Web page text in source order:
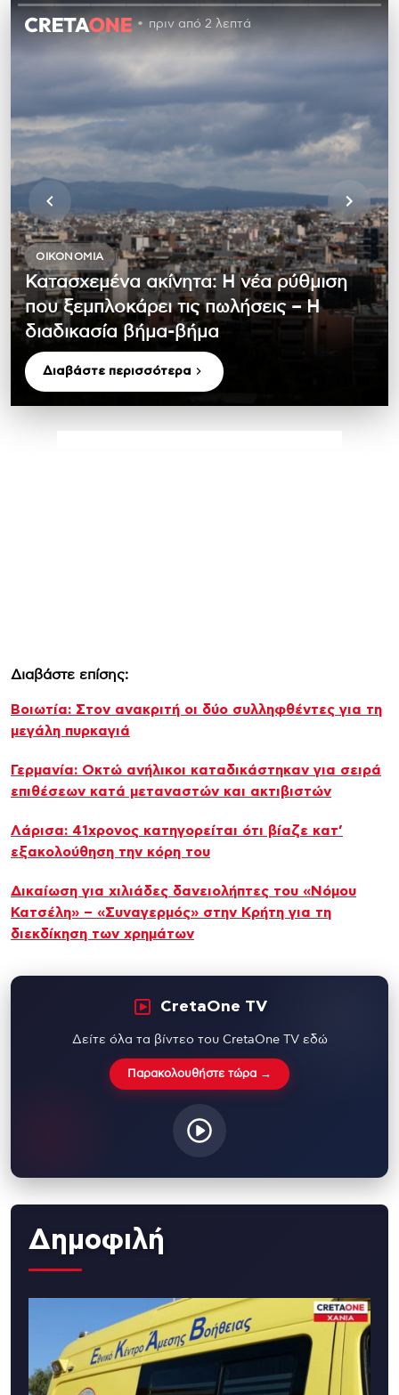
πριν από 2 λεπτά
ΟΙΚΟΝΟΜΊΑ
Κατασχεμένα ακίνητα: Η νέα ρύθμιση
που ξεμπλοκάρει τις πωλήσεις – Η
διαδικασία βήμα-βήμα
Διαβάστε περισσότερα
Διαβάστε επίσης:
Βοιωτία: Στον ανακριτή οι δύο συλληφθέντες για τη
μεγάλη πυρκαγιά
Γερμανία: Οκτώ ανήλικοι καταδικάστηκαν για σειρά
επιθέσεων κατά μεταναστών και ακτιβιστών
Λάρισα: 41χρονος κατηγορείται ότι βίαζε κατ’
εξακολούθηση την κόρη του
Δικαίωση για χιλιάδες δανειολήπτες του «Νόμου
Κατσέλη» – «Συναγερμός» στην Κρήτη για τη
διεκδίκηση των χρημάτων
CretaOne TV
Δείτε όλα τα βίντεο του CretaOne TV εδώ
Παρακολουθήστε τώρα →
Δημοφιλή